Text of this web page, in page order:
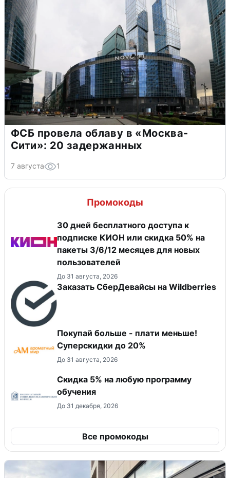
ФСБ провела облаву в «Москва-
Сити»: 20 задержанных
7 августа 1
Промокоды
30 дней бесплатного доступа к
подписке КИОН или скидка 50% на
пакеты 3/6/12 месяцев для новых
пользователей
До 31 августа, 2026
Заказать СберДевайсы на Wildberries
Покупай больше - плати меньше!
Суперскидки до 20%
До 31 августа, 2026
Скидка 5% на любую программу
обучения
До 31 декабря, 2026
Все промокоды